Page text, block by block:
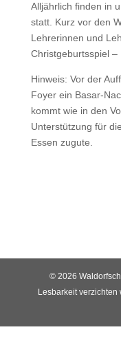
Alljährlich finden in
statt. Kurz vor den
Lehrerinnen und
Christgeburtsspiel –
Hinweis: Vor der
Foyer ein Basar-
kommt wie in den
Unterstützung für
Essen zugute.
© 2026
Lesbarkeit